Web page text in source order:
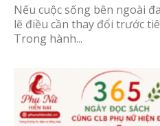
Nếu cuộc sống bên ngoài
lẽ điều cần thay đổi trước
Trong hành...